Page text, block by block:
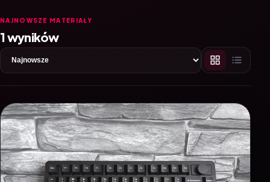
NAJNOWSZE MATERIAŁY
1 wyników